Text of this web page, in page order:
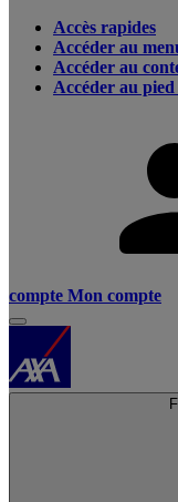
Accès rapides
Accéder au
Accéder au
Accéder au pied
compte Mon compte